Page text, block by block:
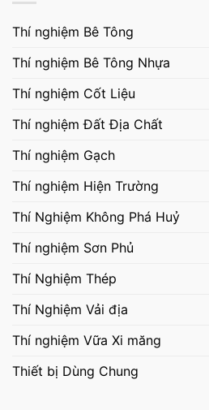
Thí nghiệm Bê Tông
Thí nghiệm Bê Tông Nhựa
Thí nghiệm Cốt Liệu
Thí nghiệm Đất Địa Chất
Thí nghiệm Gạch
Thí nghiệm Hiện Trường
Thí Nghiệm Không Phá Huỷ
Thí nghiệm Sơn Phủ
Thí Nghiệm Thép
Thí Nghiệm Vải địa
Thí nghiệm Vữa Xi măng
Thiết bị Dùng Chung